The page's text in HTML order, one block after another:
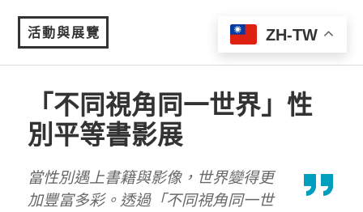
活動與展覽 MENU
「不同視角同一世界」性
別平等書影展
當性別遇上書籍與影像，世界變得更
加豐富多彩。透過「不同視角同一世
ZH-TW